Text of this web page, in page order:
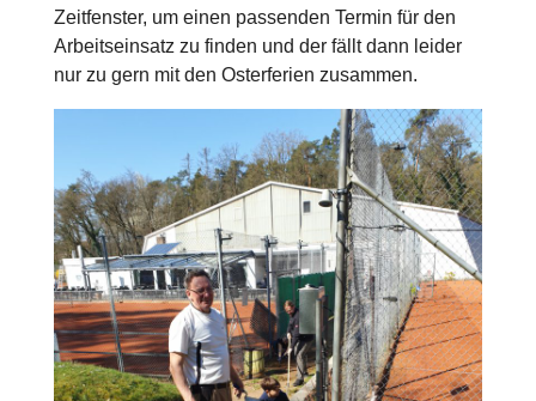
Zeitfenster, um einen passenden Termin für den
Arbeitseinsatz zu finden und der fällt dann leider
nur zu gern mit den Osterferien zusammen.